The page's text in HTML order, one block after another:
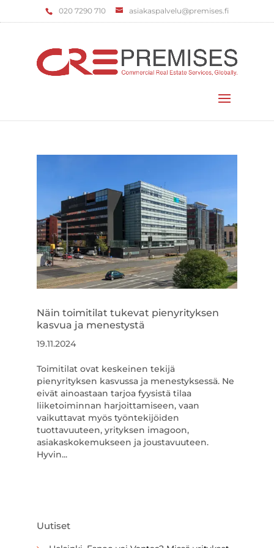
‌020 7290 710 asiakaspalvelu@premises.fi
Näin toimitilat tukevat pienyrityksen
kasvua ja menestystä
19.11.2024
Toimitilat ovat keskeinen tekijä
pienyrityksen kasvussa ja menestyksessä. Ne
eivät ainoastaan tarjoa fyysistä tilaa
liiketoiminnan harjoittamiseen, vaan
vaikuttavat myös työntekijöiden
tuottavuuteen, yrityksen imagoon,
asiakaskokemukseen ja joustavuuteen.
Hyvin...
Uutiset